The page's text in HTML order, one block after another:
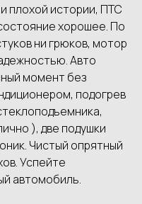
плохой истории, ПТС
хорошее. По
ни грюков, мотор
Авто
момент без
подогрев
), две подушки
Чистый опрятный
Успейте
автомобиль.